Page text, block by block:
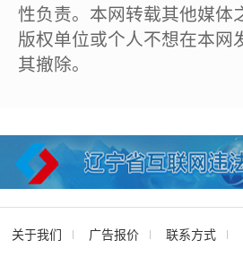
性负责。本网转载其他媒体
版权单位或个人不想在本网
其撤除。
关于我们 广告报价 联系方式